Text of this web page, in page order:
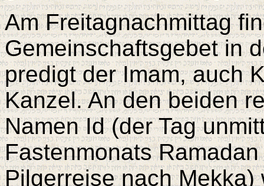
Am Freitagnachmittag
Gemeinschaftsgebet in
predigt der Imam, auch
Kanzel. An den beiden
Namen Id (der Tag
Fastenmonats
Pilgerreise nach